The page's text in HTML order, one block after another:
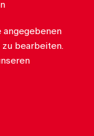
bearbeiten.